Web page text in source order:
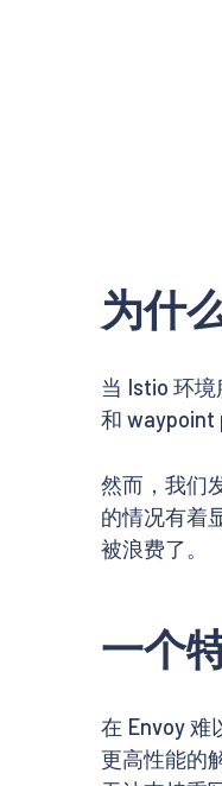
为什
当 Istio 环
和 waypoint
然而，我们
的情况有着
被浪费了。
一个
在 Envoy 难
更高性能的